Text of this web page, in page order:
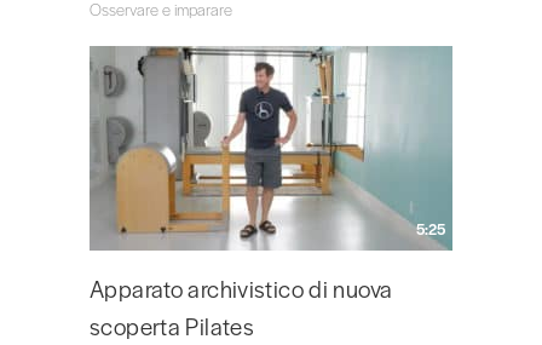
Osservare e imparare
5:25
Apparato archivistico di nuova
scoperta Pilates